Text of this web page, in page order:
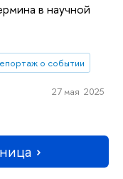
в научной
о событии
27 мая 2025